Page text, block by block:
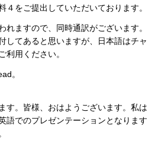
４をご提出していただいております。
れますので、同時通訳がございます。
してあると思いますが、日本語はチャ
利用ください。
。
す。皆様、おはようございます。私は
語でのプレゼンテーションとなります